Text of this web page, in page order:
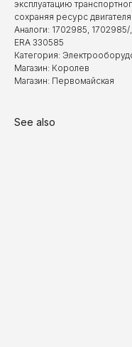
эксплуатацию
сохраняя ресурс
Аналоги: 1702985,
ERA 330585
Категория:
Магазин: Королев
Магазин: Первомайская
See also